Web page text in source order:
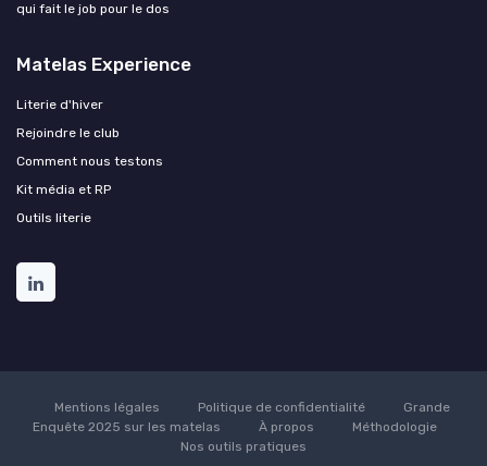
qui fait le job pour le dos
Matelas Experience
Literie d'hiver
Rejoindre le club
Comment nous testons
Kit média et RP
Outils literie
Mentions légales Politique de confidentialité
Grande
Enquête 2025 sur les matelas
À propos
Méthodologie
Nos outils pratiques